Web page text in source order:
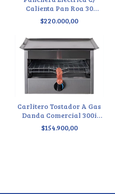
Calienta Pan Roa 30
Salchichas Panchos
$220.000,00
Carlitero Tostador A Gas
Danda Comercial 300i
48x45 Plateado
$154.900,00